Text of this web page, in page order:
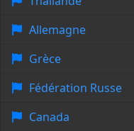
Allemagne
Grèce
Fédération Russe
Canada